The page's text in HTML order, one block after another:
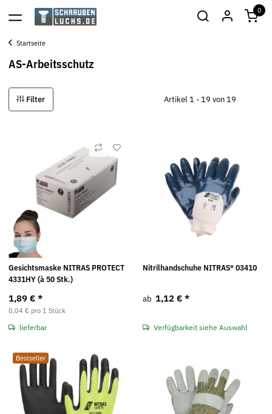
0
Startseite
AS-Arbeitsschutz
Filter Artikel 1 - 19 von 19
Gesichtsmaske NITRAS PROTECT
4331HY (à 50 Stk.)
1,89 € *
0,04 € pro 1 Stück
lieferbar
Nitrilhandschuhe NITRAS® 03410
ab 1,12 € *
Verfügbarkeit siehe Auswahl
Bestseller